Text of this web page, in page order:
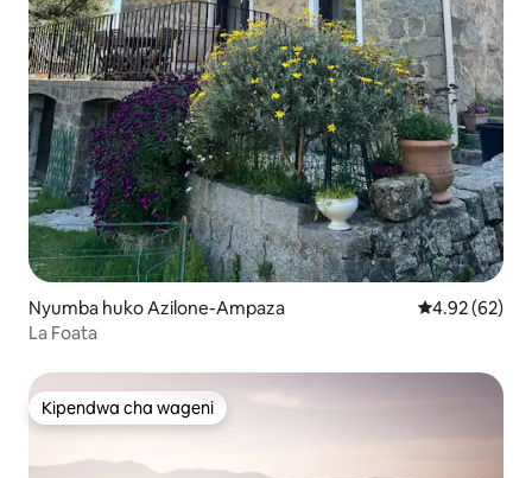
Nyumba huko Azilone-Ampaza Ukadiriaji wa
4.92 (62)
La Foata
Kipendwa cha wageni
Kipendwa cha wageni